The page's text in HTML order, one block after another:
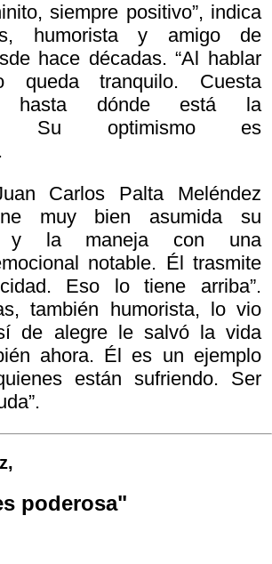
siempre positivo”, indica
humorista y amigo de
hace décadas. “Al hablar
tranquilo. Cuesta
hasta dónde está la
Su optimismo es
Carlos Palta Meléndez
muy bien asumida su
y la maneja con una
notable. Él trasmite
Eso lo tiene arriba”.
también humorista, lo vio
de alegre le salvó la vida
ahora. Él es un ejemplo
están sufriendo. Ser
poderosa"